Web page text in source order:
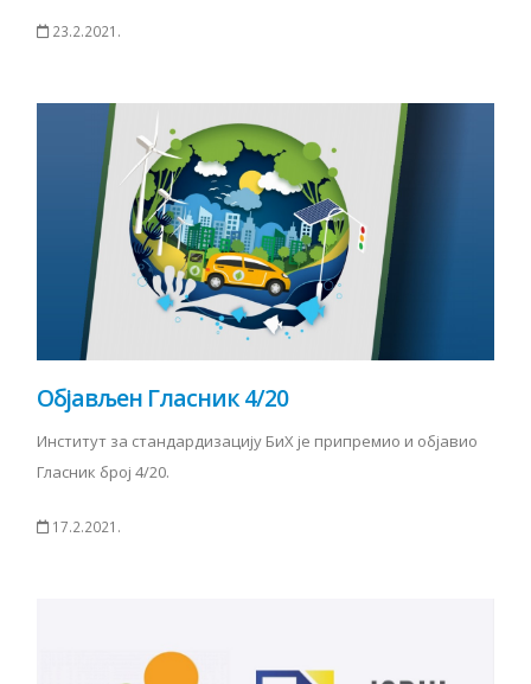
23.2.2021.
Објављен Гласник 4/20
Институт за стандардизацију БиХ је припремио и објавио
Гласник број 4/20.
17.2.2021.